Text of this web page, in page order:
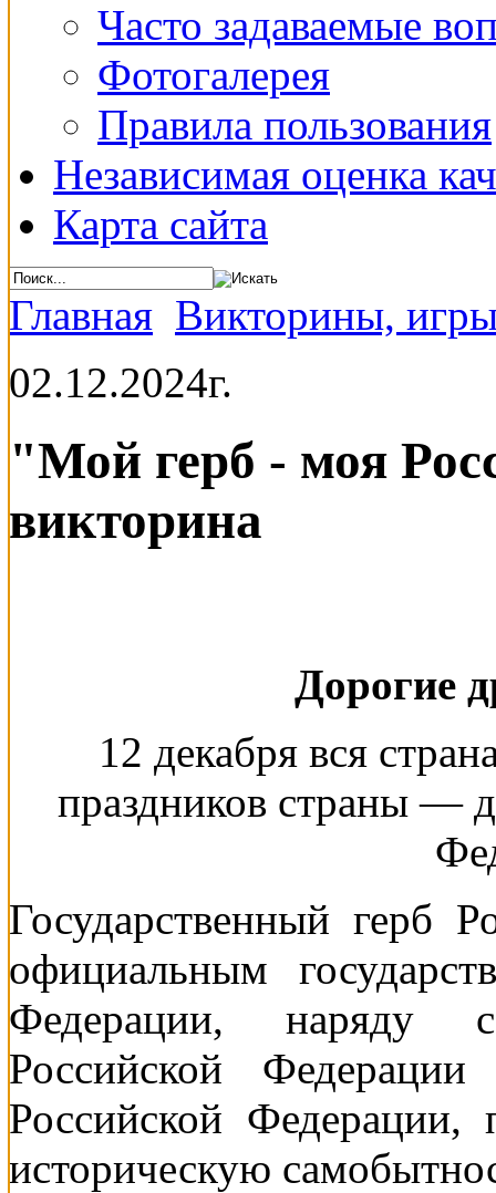
Часто задаваемые
Фотогалерея
Правила пользования
Независимая оценка
Карта сайта
Главная Викторины,
02.12.2024г.
"Мой герб - моя
викторина
Дорогие
12 декабря вся
праздников страны —
Государственный герб
официальным
Федерации, наряду
Российской
Российской Федерации,
историческую